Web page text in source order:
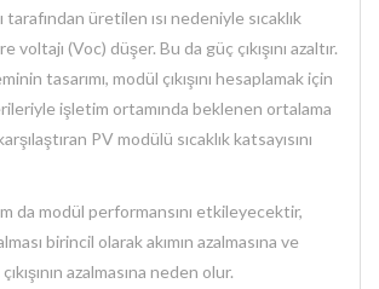
tarafından üretilen ısı nedeniyle sıcaklık
voltajı (Voc) düşer. Bu da güç çıkışını azaltır.
tasarımı, modül çıkışını hesaplamak için
işletim ortamında beklenen ortalama
PV modülü sıcaklık katsayısını
da modül performansını etkileyecektir,
birincil olarak akımın azalmasına ve
azalmasına neden olur.